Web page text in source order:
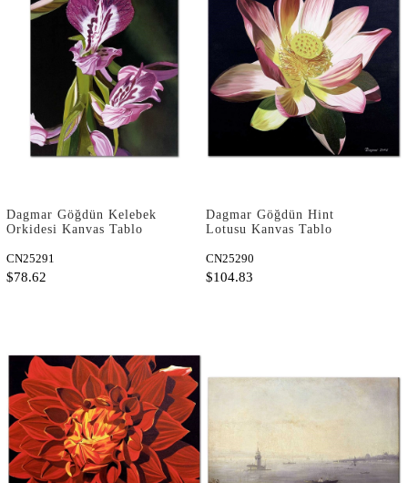
Dagmar Göğdün Kelebek
Orkidesi Kanvas Tablo
CN25291
$78.62
Dagmar Göğdün Hint
Lotusu Kanvas Tablo
CN25290
$104.83